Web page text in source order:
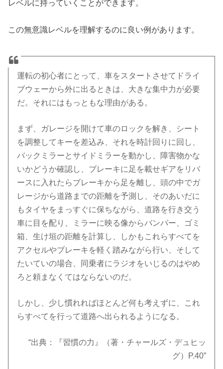
レベルに持っていくことができます。
この無意識レベルを理解するのに良い例があります。
運転の初心者にとって、車をスタートさせてドライ
ブウェーから外に出るときは、大きな集中力が必要
だ。それにはもっともな理由がある。
まず、ガレージを開けて車のロックを解き、シート
を調整してキーを差込み、それを時計回りに回し、
バックミラーとサイドミラーを動かし、障害物かな
いかどうか確認し、ブレーキに足を載せギアをリバ
ースに入れたらブレーキから足を離し、頭の中でガ
レージから道路までの距離を予測し、そのあいだに
もタイヤをまっすぐに保ちながら、道路を行き交う
車に目を配り、ミラーに映る像からバンパー、ゴミ
箱、生け垣の距離を計算し、しかもこれらすべてを
アクセルやブレーキを軽く踏みながら行い、そして
たいていの場合、同乗者にラジオをいじるのはやめ
ろと頼まなくてはならないのだ。
しかし、少し慣れればほとんど何も考えずに、これ
らすべてを行って道路へ出られるようになる。
“出典：『習慣の力』（著・チャールズ・デュヒッ
グ）P.40”